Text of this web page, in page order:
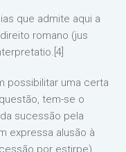
que admite aqui a
romano (jus
possibilitar uma certa
tem-se o
sucessão pela
expressa alusão à
por estirpe)